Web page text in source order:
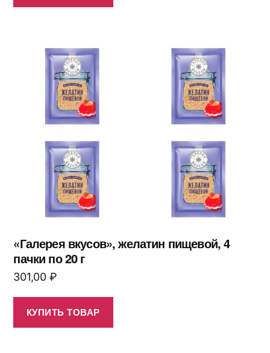
«Галерея вкусов», желатин пищевой, 4
пачки по 20 г
301,00 ₽
КУПИТЬ ТОВАР